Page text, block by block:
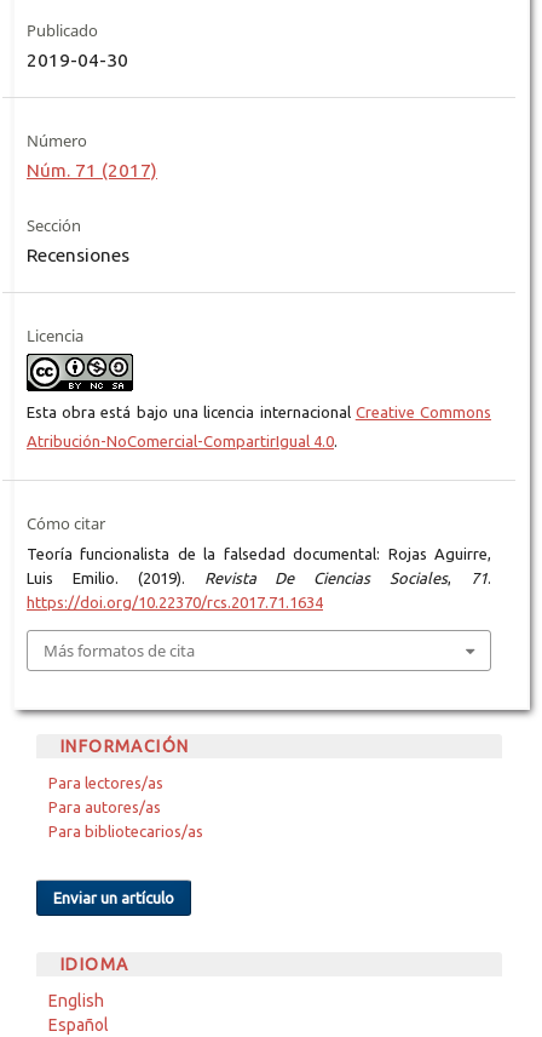
Publicado
2019-04-30
Número
Núm. 71 (2017)
Sección
Recensiones
Licencia
Esta obra está bajo una licencia internacional Creative Commons
Atribución-NoComercial-CompartirIgual 4.0.
Cómo citar
Teoría funcionalista de la falsedad documental: Rojas Aguirre,
Luis Emilio. (2019).
Revista De Ciencias Sociales, 71.
https://doi.org/10.22370/rcs.2017.71.1634
Más formatos de cita
INFORMACIÓN
Para lectores/as
Para autores/as
Para bibliotecarios/as
Enviar un artículo
IDIOMA
English
Español